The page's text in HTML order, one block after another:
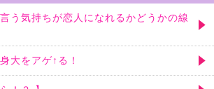
う気持ちが恋人になれるかどうかの線
大をアゲ↑る！